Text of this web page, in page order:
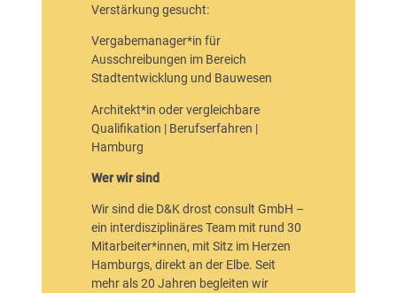
Verstärkung gesucht:
Vergabemanager*in für
Ausschreibungen im Bereich
Stadtentwicklung und Bauwesen
Architekt*in oder vergleichbare
Qualifikation | Berufserfahren |
Hamburg
Wer wir sind
Wir sind die D&K drost consult GmbH –
ein interdisziplinäres Team mit rund 30
Mitarbeiter*innen, mit Sitz im Herzen
Hamburgs, direkt an der Elbe. Seit
mehr als 20 Jahren begleiten wir